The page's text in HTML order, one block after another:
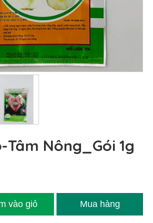
Tâm Nông_Gói 1g